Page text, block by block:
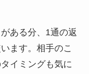
ある分、1通の返
ます。相手のこ
イミングも気に